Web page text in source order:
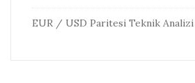
EUR / USD Paritesi Teknik Analizi